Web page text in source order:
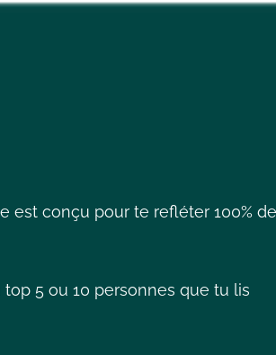
est conçu pour te refléter 100% de
5 ou 10 personnes que tu lis